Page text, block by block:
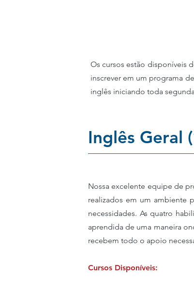
Os cursos estão disponíveis
inscrever em um programa
inglês iniciando toda
Inglês Geral
Nossa excelente equipe de
realizados em um ambiente
necessidades. As quatro
aprendida de uma maneira
recebem todo o apoio
Cursos Disponíveis: